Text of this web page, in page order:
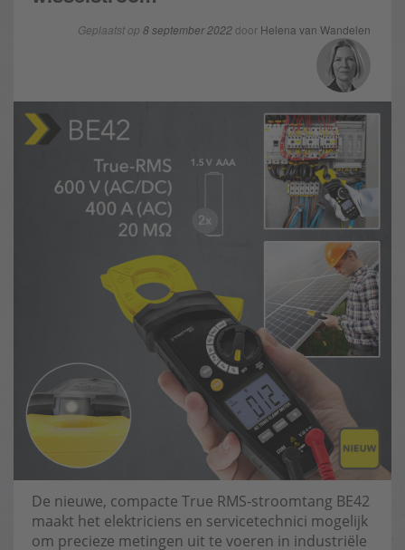
Geplaatst op 8 september 2022door Helena van Wandelen
De nieuwe, compacte True RMS-stroomtang BE42
maakt het elektriciens en servicetechnici mogelijk
om precieze metingen uit te voeren in industriële